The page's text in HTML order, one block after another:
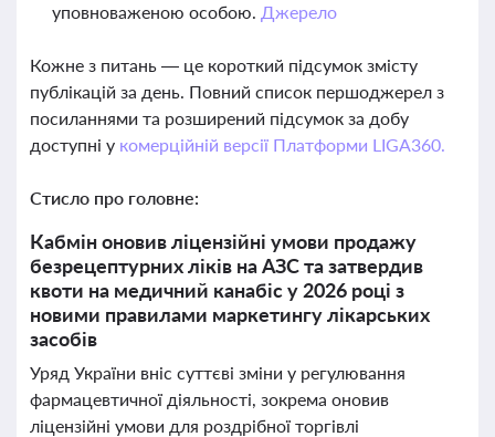
уповноваженою особою. Джерело
Кожне з питань — це короткий підсумок змісту
публікацій за день. Повний список першоджерел з
посиланнями та розширений підсумок за добу
доступні у комерційній версії Платформи LIGA360.
Стисло про головне:
Кабмін оновив ліцензійні умови продажу
безрецептурних ліків на АЗС та затвердив
квоти на медичний канабіс у 2026 році з
новими правилами маркетингу лікарських
засобів
Уряд України вніс суттєві зміни у регулювання
фармацевтичної діяльності, зокрема оновив
ліцензійні умови для роздрібної торгівлі